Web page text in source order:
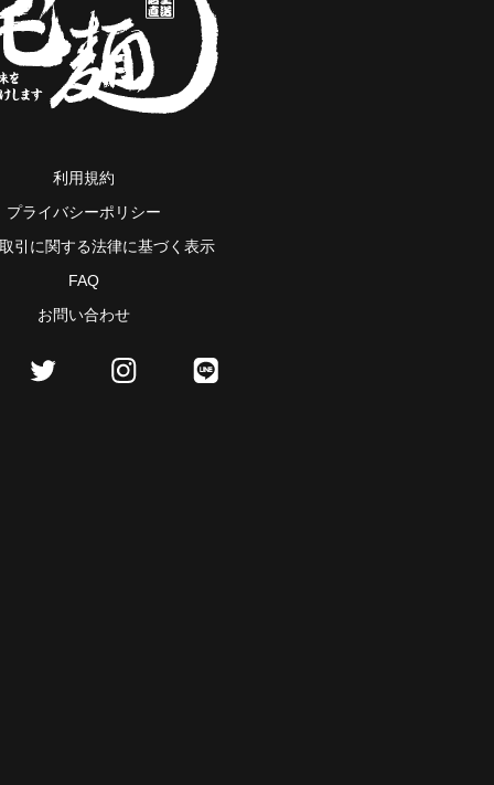
利用規約
プライバシーポリシー
引に関する法律に基づく表示
FAQ
お問い合わせ